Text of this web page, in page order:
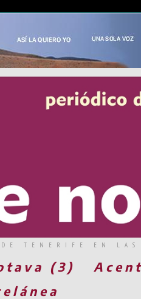
TENERIFE EN LAS
(3)